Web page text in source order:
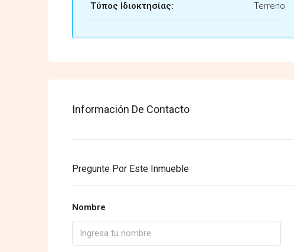
Τύπος Ιδιοκτησίας: Terreno
Información De Contacto
Pregunte Por Este Inmueble
Nombre